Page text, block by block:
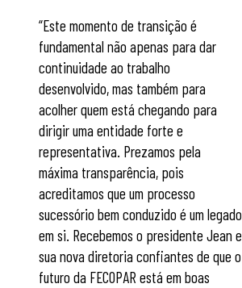
“Este momento de transição é
fundamental não apenas para dar
continuidade ao trabalho
desenvolvido, mas também para
acolher quem está chegando para
dirigir uma entidade forte e
representativa. Prezamos pela
máxima transparência, pois
acreditamos que um processo
sucessório bem conduzido é um legado
em si. Recebemos o presidente Jean e
sua nova diretoria confiantes de que o
futuro da FECOPAR está em boas